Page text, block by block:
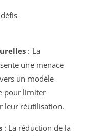
: La
une menace
un modèle
pour limiter
leur réutilisation.
: La réduction de la